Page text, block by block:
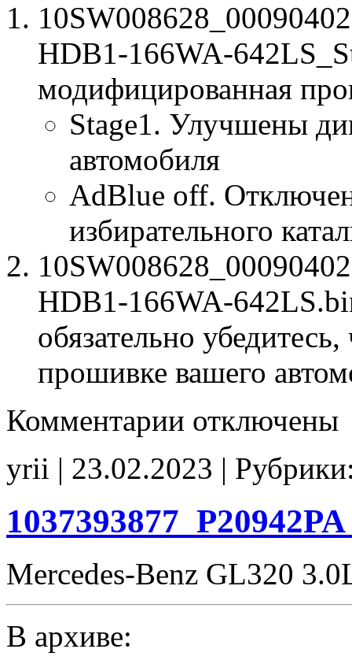
HDB1-166WA-
модифицированная
Stage1. Улучшены
автомобиля
AdBlue off.
избирательного
HDB1-166WA-
обязательно
прошивке вашего
Комментарии записи
6429024002
6429037910
HDB1-
166WA-
642LS
Adblue_off
noCHK
отключены
yrii | 23.02.2023 |
Mercedes-Benz GL320
В архиве: